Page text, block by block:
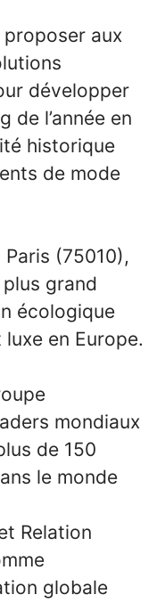
aux
développer
de l’année en
historique
de mode
(75010),
grand
écologique
en Europe.
mondiaux
de 150
le monde
Relation
globale